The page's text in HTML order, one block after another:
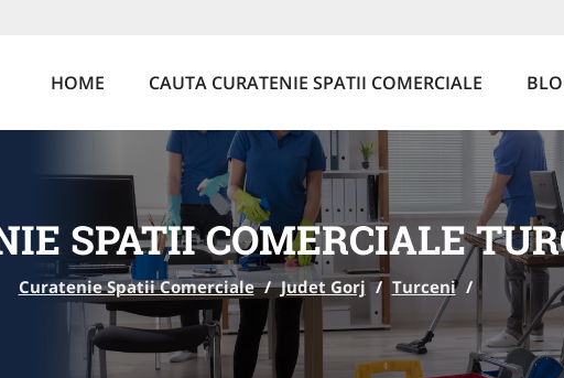
HOME CAUTA CURATENIE SPATII COMERCIALE
SPATII COMERCIALE
Curatenie Spatii Comerciale / Judet Gorj / Turceni /